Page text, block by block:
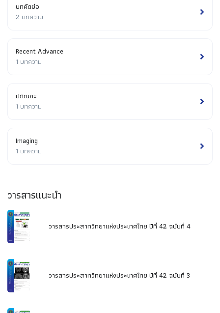
บทคัดย่อ
2 บทความ
Recent Advance
1 บทความ
ปกิณกะ
1 บทความ
Imaging
1 บทความ
วารสารแนะนำ
วารสารประสาทวิทยาแห่งประเทศไทย ปีที่ 42 ฉบับที่ 4
วารสารประสาทวิทยาแห่งประเทศไทย ปีที่ 42 ฉบับที่ 3